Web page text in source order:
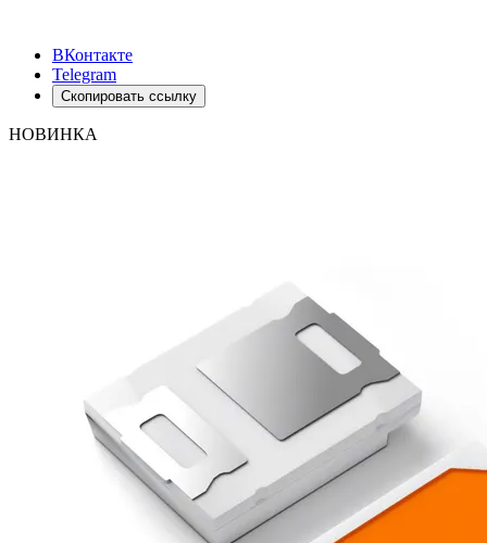
ВКонтакте
Telegram
Скопировать ссылку
НОВИНКА